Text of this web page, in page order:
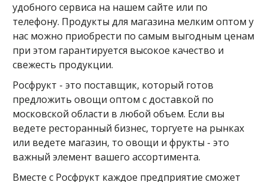
удобного сервиса на нашем сайте или по
телефону. Продукты для магазина мелким оптом у
нас можно приобрести по самым выгодным ценам
при этом гарантируется высокое качество и
свежесть продукции.
Росфрукт - это поставщик, который готов
предложить овощи оптом с доставкой по
московской области в любой объем. Если вы
ведете ресторанный бизнес, торгуете на рынках
или ведете магазин, то овощи и фрукты - это
важный элемент вашего ассортимента.
Вместе с Росфрукт каждое предприятие сможет